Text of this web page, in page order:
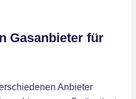
Gasanbieter für
Anbieter